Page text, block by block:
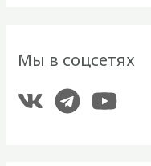
Мы в соцсетях